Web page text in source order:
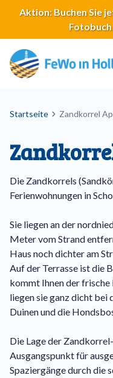
Direkt
Inhalt
Aktion: Buchen Sie
Breadcrumb
Startseite Zandkorrel
Die Zandkorrels
Ferienwohnungen in
Sie liegen an der
Meter vom Strand
Haus noch dichter am
Auf der Terrasse ist die
kommt Ihnen der
liegen sie ganz dicht bei
Duinen und die
Die Lage der
Ausgangspunkt für
Spaziergänge durch die